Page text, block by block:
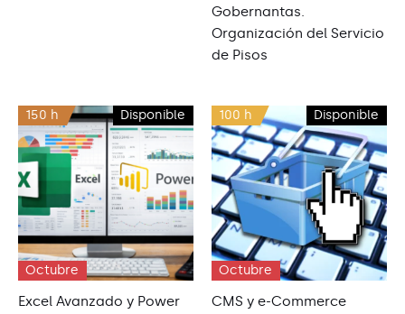
Gobernantas.
Organización del Servicio
de Pisos
150 h
Octubre
Disponible
Excel Avanzado y Power
Octubre
Disponible
100 h
CMS y e-Commerce